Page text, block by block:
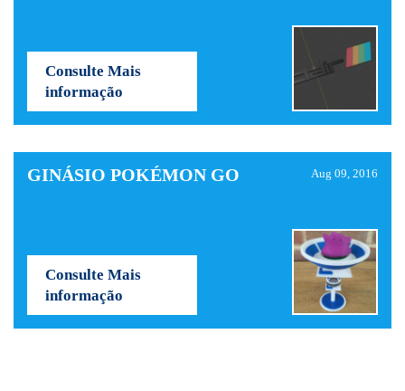
Consulte Mais
informação
GINÁSIO POKÉMON GO Aug 09, 2016
Consulte Mais
informação